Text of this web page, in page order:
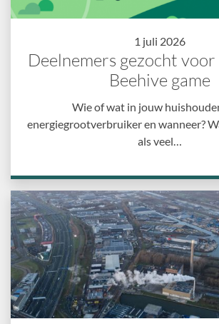
1 juli 2026
Deelnemers gezocht
Beehive game
Wie of wat in jouw
energiegrootverbruiker en wanneer?
als veel…